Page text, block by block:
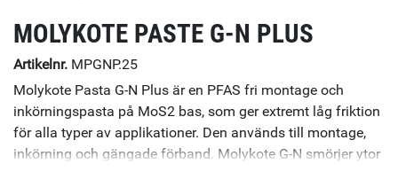
MOLYKOTE PASTE G-N PLUS
Artikelnr. MPGNP.25
Molykote Pasta G-N Plus är en PFAS fri montage och
inkörningspasta på MoS2 bas, som ger extremt låg friktion
för alla typer av applikationer. Den används till montage,
inkörning och gängade förband. Molykote G-N smörjer ytor